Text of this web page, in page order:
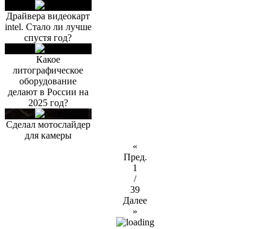
Драйвера видеокарт
intel. Стало ли лучше
спустя год?
Какое
литографическое
оборудование
делают в России на
2025 год?
Сделал мотослайдер
для камеры
«
Пред.
1
/
39
Далее
»